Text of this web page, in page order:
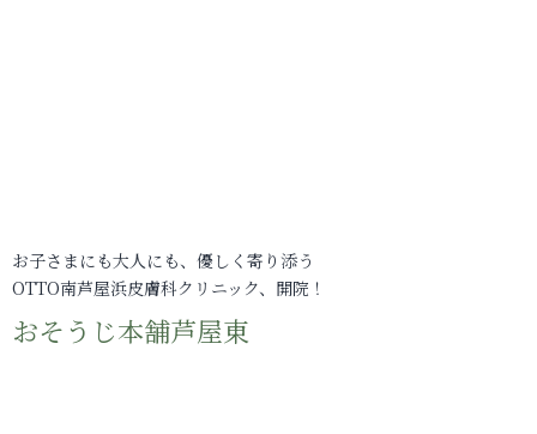
お子さまにも大人にも、優しく寄り添う
OTTO南芦屋浜皮膚科クリニック、開院！
おそうじ本舗芦屋東